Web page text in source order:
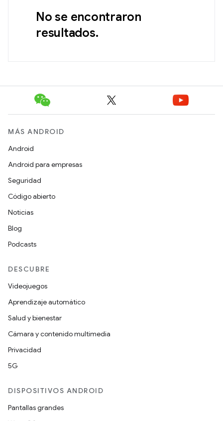
No se encontraron
resultados.
MÁS ANDROID
Android
Android para empresas
Seguridad
Código abierto
Noticias
Blog
Podcasts
DESCUBRE
Videojuegos
Aprendizaje automático
Salud y bienestar
Cámara y contenido multimedia
Privacidad
5G
DISPOSITIVOS ANDROID
Pantallas grandes